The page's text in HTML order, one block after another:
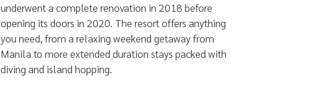
underwent a complete renovation in 2018 before
opening its doors in 2020. The resort offers anything
you need, from a relaxing weekend getaway from
Manila to more extended duration stays packed with
diving and island hopping.